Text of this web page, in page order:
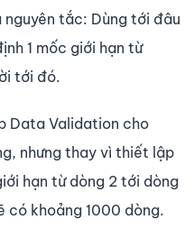
tắc: Dùng tới đâu
1 mốc giới hạn từ
tới đó.
Data Validation cho
nhưng thay vì thiết lập
hạn từ dòng 2 tới dòng
có khoảng 1000 dòng.